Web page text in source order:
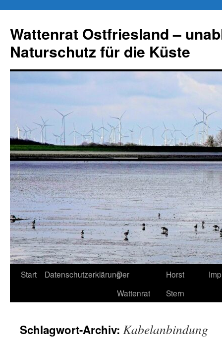
springen
Wattenrat Ostfriesland –
Naturschutz für die Küste
Start DatenschutzerklärungDer
Wattenrat
Horst
Stern
Schlagwort-Archiv: Kabelanbindung